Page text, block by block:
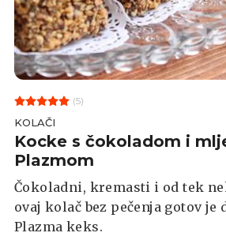
(5)
KOLAČI
Kocke s čokoladom i
Plazmom
Čokoladni, kremasti i od tek
ovaj kolač bez pečenja gotov je
Plazma keks.